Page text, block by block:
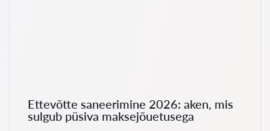
Ettevõtte saneerimine 2026: aken, mis
sulgub püsiva maksejõuetusega